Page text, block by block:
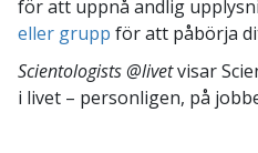
för att uppnå andlig
eller grupp för att påbörja
Scientologists @livetvisar
i livet – personligen, på